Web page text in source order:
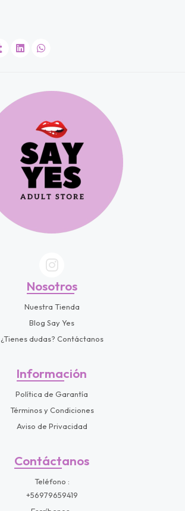
Nosotros
Nuestra Tienda
Blog Say Yes
¿Tienes dudas? Contáctanos
Información
Política de Garantía
Términos y Condiciones
Aviso de Privacidad
Contáctanos
Teléfono
+56979659419